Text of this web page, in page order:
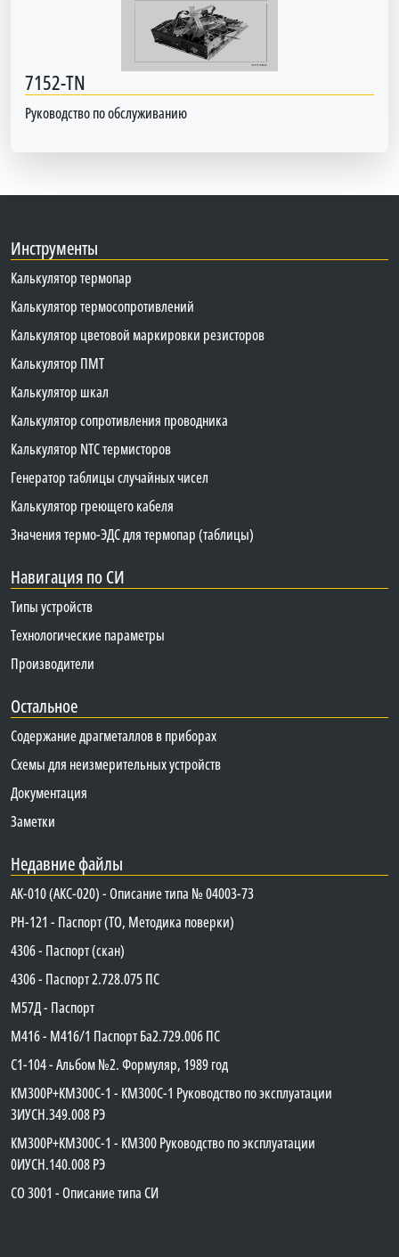
7152-TN
Руководство по обслуживанию
Инструменты
Калькулятор термопар
Калькулятор термосопротивлений
Калькулятор цветовой маркировки резисторов
Калькулятор ПМТ
Калькулятор шкал
Калькулятор сопротивления проводника
Калькулятор NTC термисторов
Генератор таблицы случайных чисел
Калькулятор греющего кабеля
Значения термо-ЭДС для термопар (таблицы)
Навигация по СИ
Типы устройств
Технологические параметры
Производители
Остальное
Содержание драгметаллов в приборах
Схемы для неизмерительных устройств
Документация
Заметки
Недавние файлы
АК-010 (АКС-020) - Описание типа № 04003-73
PH-121 - Паспорт (ТО, Методика поверки)
4306 - Паспорт (скан)
4306 - Паспорт 2.728.075 ПС
М57Д - Паспорт
М416 - М416/1 Паспорт Ба2.729.006 ПС
C1-104 - Альбом №2. Формуляр, 1989 год
КМ300Р+КМ300С-1 - КМ300C-1 Руководство по эксплуатации
3ИУСН.349.008 РЭ
КМ300Р+КМ300С-1 - КМ300 Руководство по эксплуатации
0ИУСН.140.008 РЭ
СО 3001 - Описание типа СИ